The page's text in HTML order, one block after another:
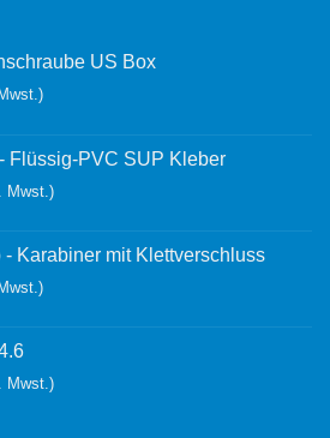
US Box
Flüssig-PVC SUP Kleber
Mwst.)
- Karabiner mit Klettverschluss
Mwst.)